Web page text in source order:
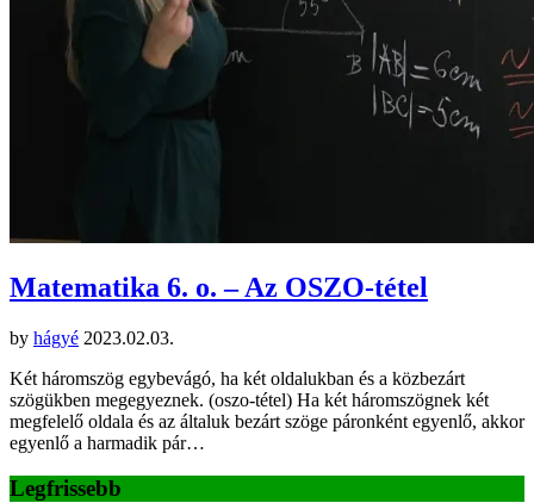
Matematika 6. o. – Az OSZO-tétel
by hágyé 2023.02.03.
Két háromszög egybevágó, ha két oldalukban és a közbezárt
szögükben megegyeznek. (oszo-tétel) Ha két háromszögnek két
megfelelő oldala és az általuk bezárt szöge páronként egyenlő, akkor
egyenlő a harmadik pár…
Legfrissebb